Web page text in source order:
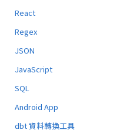
React
Regex
JSON
JavaScript
SQL
Android App
dbt 資料轉換工具